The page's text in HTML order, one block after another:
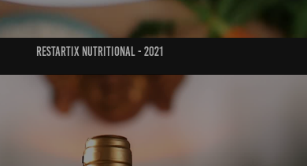
Restartix nutritional - 2021